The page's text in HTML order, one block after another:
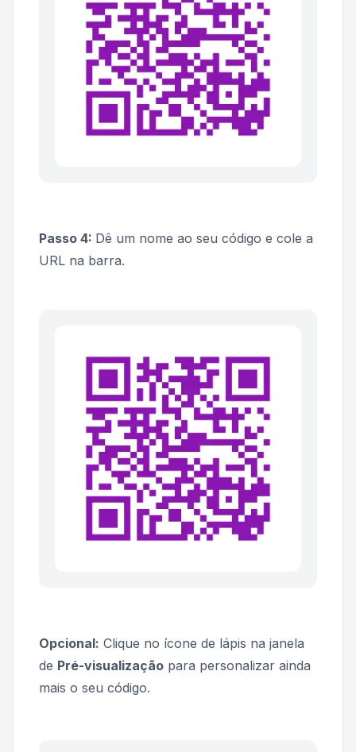
Passo 4: Dê um nome ao seu código e cole a
URL na barra.
Opcional: Clique no ícone de lápis na janela
de Pré-visualização para personalizar ainda
mais o seu código.